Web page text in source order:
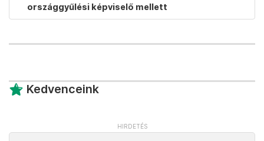
országgyűlési képviselő mellett
Kedvenceink